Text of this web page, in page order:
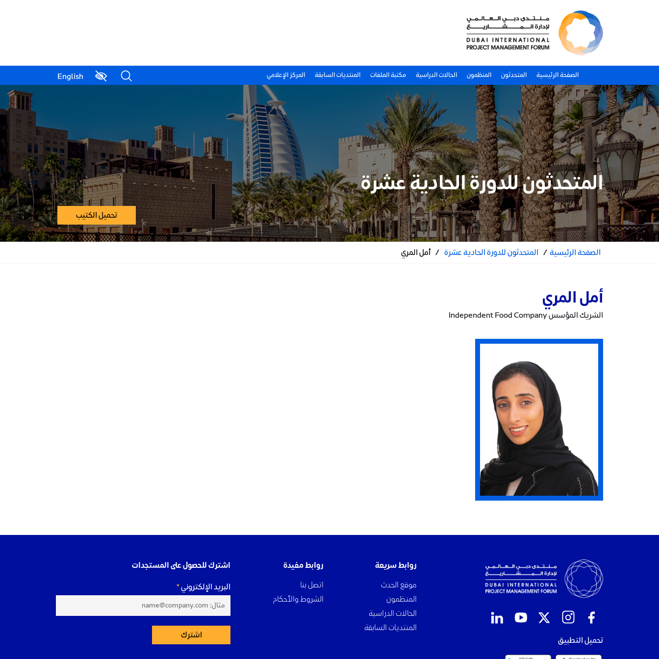
الصفحة الرئيسية المتحدثون المنظمون الحالات الدراسية مكتبة الملفات المنتديات السابقة المركز الإعلامي English
المتحدثون للدورة الحادية عشرة
تحميل الكتيب
الصفحة الرئيسية/ المتحدثون للدورة الحادية عشرة / أمل المري
أمل المري
الشريك المؤسس Independent Food Company
تحميل التطبيق
روابط سريعة
موقع الحدث
المنظمون
الحالات الدراسية
المنتديات السابقة
روابط مفيدة
اتصل بنا
الشروط والأحكام
اشترك للحصول على المستجدات
البريد الإلكتروني
اشترك